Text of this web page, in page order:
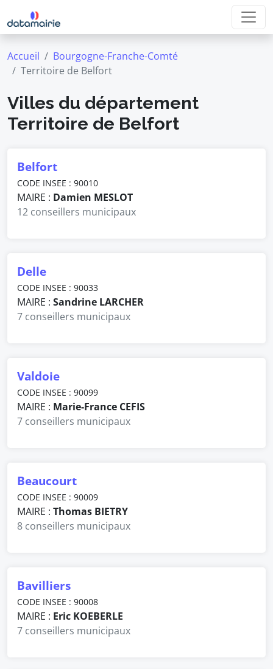
Accueil
Bourgogne-Franche-Comté
Territoire de Belfort
Villes du département
Territoire de Belfort
Belfort
CODE INSEE : 90010
MAIRE : Damien MESLOT
12 conseillers municipaux
Delle
CODE INSEE : 90033
MAIRE : Sandrine LARCHER
7 conseillers municipaux
Valdoie
CODE INSEE : 90099
MAIRE : Marie-France CEFIS
7 conseillers municipaux
Beaucourt
CODE INSEE : 90009
MAIRE : Thomas BIETRY
8 conseillers municipaux
Bavilliers
CODE INSEE : 90008
MAIRE : Eric KOEBERLE
7 conseillers municipaux